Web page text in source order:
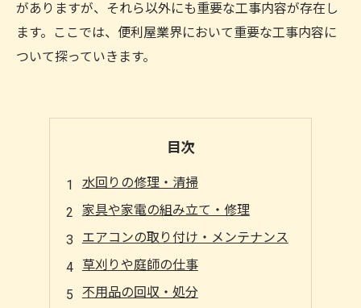
がありますが、それら以外にも重要な工事内容が存在し
ます。ここでは、便利屋業界において重要な工事内容に
ついて探っていきます。
目次
水回りの修理・清掃
家具や家電の組み立て・修理
エアコンの取り付け・メンテナンス
草刈りや庭師の仕事
不用品の回収・処分